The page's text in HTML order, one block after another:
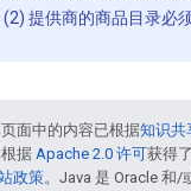
提供商的商品目录必
面中的内容已根据知识共
据 Apache 2.0 许可获得
政策。Java 是 Oracle 和/